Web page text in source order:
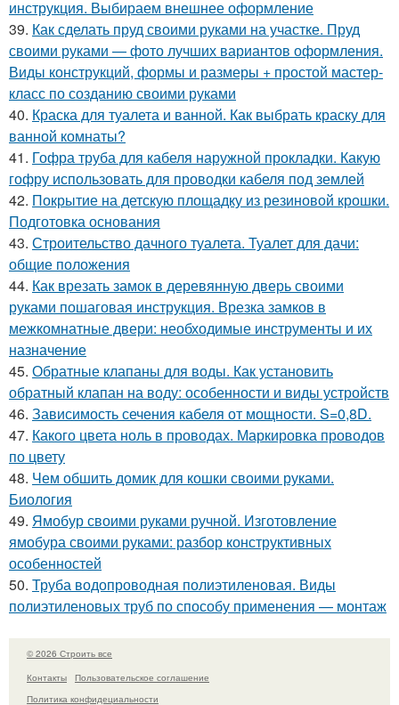
инструкция. Выбираем внешнее оформление
39. Как сделать пруд своими руками на участке. Пруд
своими руками — фото лучших вариантов оформления.
Виды конструкций, формы и размеры + простой мастер-
класс по созданию своими руками
40. Краска для туалета и ванной. Как выбрать краску для
ванной комнаты?
41. Гофра труба для кабеля наружной прокладки. Какую
гофру использовать для проводки кабеля под землей
42. Покрытие на детскую площадку из резиновой крошки.
Подготовка основания
43. Строительство дачного туалета. Туалет для дачи:
общие положения
44. Как врезать замок в деревянную дверь своими
руками пошаговая инструкция. Врезка замков в
межкомнатные двери: необходимые инструменты и их
назначение
45. Обратные клапаны для воды. Как установить
обратный клапан на воду: особенности и виды устройств
46. Зависимость сечения кабеля от мощности. S=0,8D.
47. Какого цвета ноль в проводах. Маркировка проводов
по цвету
48. Чем обшить домик для кошки своими руками.
Биология
49. Ямобур своими руками ручной. Изготовление
ямобура своими руками: разбор конструктивных
особенностей
50. Труба водопроводная полиэтиленовая. Виды
полиэтиленовых труб по способу применения — монтаж
© 2026 Строить все
Контакты
Пользовательское соглашение
Политика конфидециальности